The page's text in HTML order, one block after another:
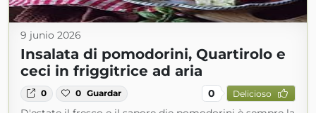
9 junio 2026
Insalata di pomodorini, Quartirolo e
ceci in friggitrice ad aria
0 0 Guardar 0 Delicioso